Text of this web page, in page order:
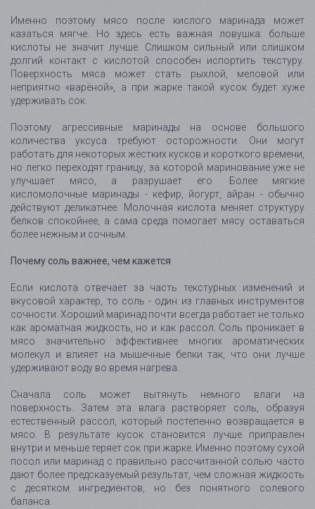
Именно поэтому мясо после кислого маринада может
казаться мягче. Но здесь есть важная ловушка: больше
кислоты не значит лучше. Слишком сильный или слишком
долгий контакт с кислотой способен испортить текстуру.
Поверхность мяса может стать рыхлой, меловой или
неприятно «варёной», а при жарке такой кусок будет хуже
удерживать сок.
Поэтому агрессивные маринады на основе большого
количества уксуса требуют осторожности. Они могут
работать для некоторых жёстких кусков и короткого времени,
но легко переходят границу, за которой маринование уже не
улучшает мясо, а разрушает его. Более мягкие
кисломолочные маринады - кефир, йогурт, айран - обычно
действуют деликатнее. Молочная кислота меняет структуру
белков спокойнее, а сама среда помогает мясу оставаться
более нежным и сочным.
Почему соль важнее, чем кажется
Если кислота отвечает за часть текстурных изменений и
вкусовой характер, то соль - один из главных инструментов
сочности. Хороший маринад почти всегда работает не только
как ароматная жидкость, но и как рассол. Соль проникает в
мясо значительно эффективнее многих ароматических
молекул и влияет на мышечные белки так, что они лучше
удерживают воду во время нагрева.
Сначала соль может вытянуть немного влаги на
поверхность. Затем эта влага растворяет соль, образуя
естественный рассол, который постепенно возвращается в
мясо. В результате кусок становится лучше приправлен
внутри и меньше теряет сок при жарке. Именно поэтому сухой
посол или маринад с правильно рассчитанной солью часто
дают более предсказуемый результат, чем сложная жидкость
с десятком ингредиентов, но без понятного солевого
баланса.